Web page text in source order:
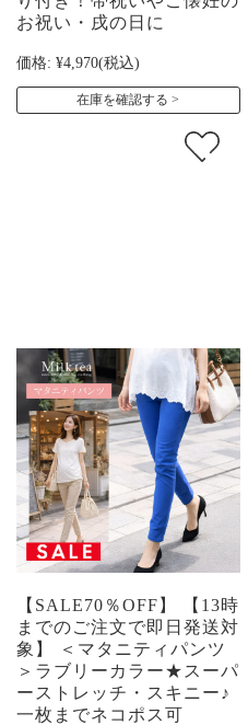
お祝い・戌の日に
価格: ¥4,970(税込)
在庫を確認する
【SALE70％OFF】 【13時
までのご注文で即日発送対
象】 ＜マタニティパンツ
＞ラブリーカラー★スーパ
ーストレッチ・スキニー♪
一枚までネコポス可